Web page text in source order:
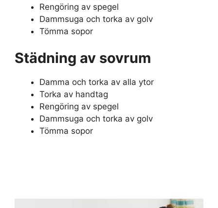
Rengöring av spegel
Dammsuga och torka av golv
Tömma sopor
Städning av sovrum
Damma och torka av alla ytor
Torka av handtag
Rengöring av spegel
Dammsuga och torka av golv
Tömma sopor